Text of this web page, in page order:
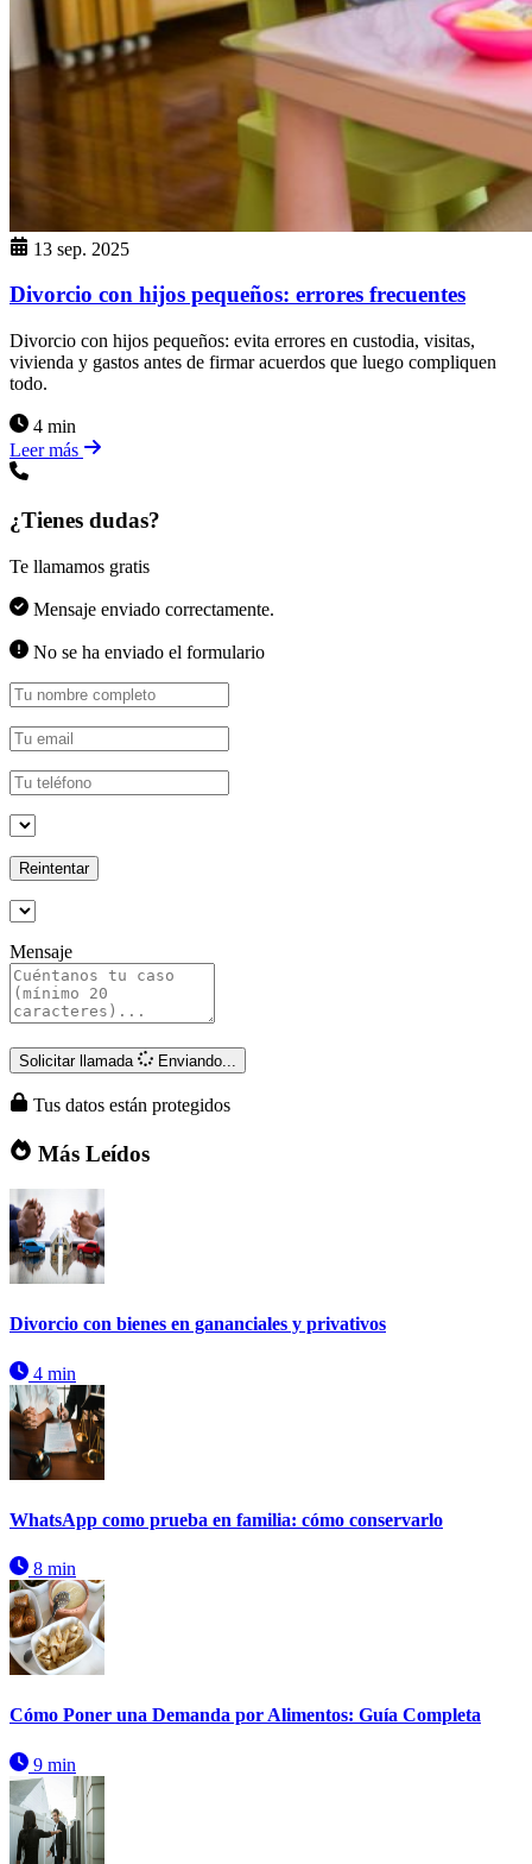
13 sep. 2025
Divorcio con hijos pequeños: errores frecuentes
Divorcio con hijos pequeños: evita errores en custodia, visitas,
vivienda y gastos antes de firmar acuerdos que luego compliquen
todo.
4 min
Leer más
¿Tienes dudas?
Te llamamos gratis
Mensaje enviado correctamente.
No se ha enviado el formulario
Reintentar
Mensaje
Solicitar llamada Enviando...
Tus datos están protegidos
Más Leídos
Divorcio con bienes en gananciales y privativos
4 min
WhatsApp como prueba en familia: cómo conservarlo
8 min
Cómo Poner una Demanda por Alimentos: Guía Completa
9 min